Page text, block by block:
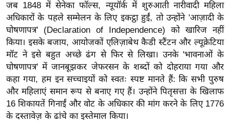
ति
ष
प्र
भु
म
हि
मा
/
ध
जब 1848 में सेनेका फॉल्स, न्यूयॉर्क में शुरुआती नारीवादी महिला
अधिकारों के पहले सम्मेलन के लिए इकट्ठा हुईं, तो उन्होंने 'आज़ादी के
घोषणापत्र' (Declaration of Independence) को खारिज नहीं
किया। इसके बजाय, आयोजकों एलिज़ाबेथ कैडी स्टैंटन और ल्यूक्रेटिया
मॉट ने इसे बहुत अच्छे ढंग से फिर से लिखा। उनके 'भावनाओं के
घोषणापत्र' में जानबूझकर जेफरसन के शब्दों को दोहराया गया और
कहा गया, हम इन सच्चाइयों को स्वतः स्पष्ट मानते हैं: कि सभी पुरुष
और महिलाएं समान रूप से बनाए गए हैं। उन्होंने पितृसत्ता के खिलाफ
16 शिकायतें गिनाईं और वोट के अधिकार की मांग करने के लिए 1776
के दस्तावेज़ के ढांचे का इस्तेमाल किया।